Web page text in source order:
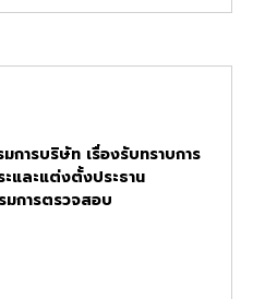
การบริษัท เรื่องรับทราบการ
และแต่งตั้งประธาน
มการตรวจสอบ